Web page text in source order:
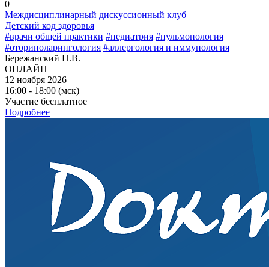
0
Междисциплинарный дискуссионный клуб
Детский код здоровья
#врачи общей практики #педиатрия #пульмонология
#оториноларингология #аллергология и иммунология
Бережанский П.В.
ОНЛАЙН
12 ноября 2026
16:00 - 18:00 (мск)
Участие бесплатное
Подробнее